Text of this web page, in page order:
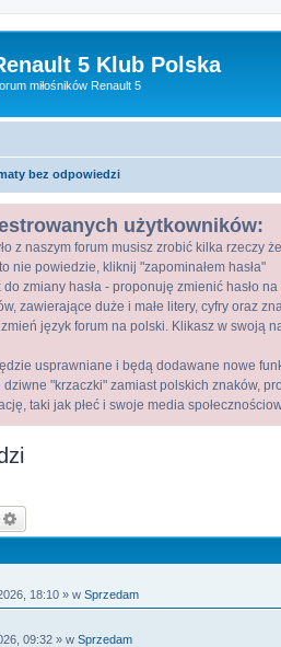
5 Klub Polska
miłośników Renault 5
bez odpowiedzi
użytkowników:
z naszym forum musisz zrobić kilka rzeczy
nie powiedzie, kliknij "zapominałem hasła"
zmiany hasła - proponuję zmienić hasło
zawierające duże i małe litery, cyfry oraz
język forum na polski. Klikasz w swoją
usprawniane i będą dodawane nowe
"krzaczki" zamiast polskich znaków,
taki jak płeć i swoje media
18:10 » w Sprzedam
09:32 » w Sprzedam